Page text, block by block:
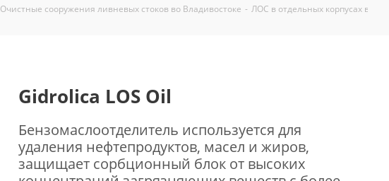
Очистные сооружения ливневых стоков во Владивостоке - ЛОС в отдельных корпусах во
Gidrolica LOS Oil
Бензомаслоотделитель используется для
удаления нефтепродуктов, масел и жиров,
защищает сорбционный блок от высоких